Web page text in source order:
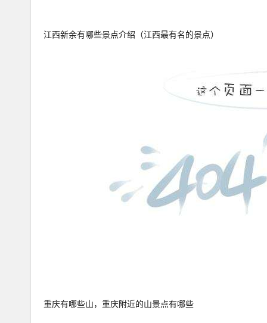
江西新余有哪些景点介绍（江西最有名的景点）
重庆有哪些山，重庆附近的山景点有哪些